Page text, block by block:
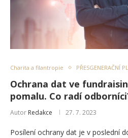
Charita a filantropie PŘESGENERAČNÍ
Ochrana dat ve
pomalu. Co radí
Autor Redakce 27. 7. 2023
Posílení ochrany dat je v poslední